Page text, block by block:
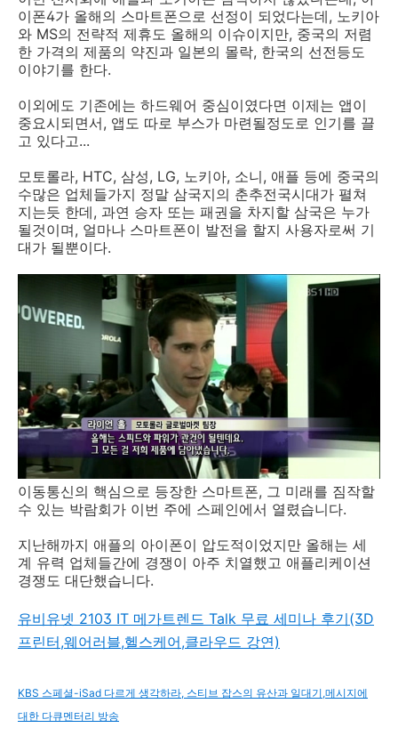
이폰4가 올해의 스마트폰으로 선정이 되었다는데, 노키아
와 MS의 전략적 제휴도 올해의 이슈이지만, 중국의 저렴
한 가격의 제품의 약진과 일본의 몰락, 한국의 선전등도
이야기를 한다.
이외에도 기존에는 하드웨어 중심이였다면 이제는 앱이
중요시되면서, 앱도 따로 부스가 마련될정도로 인기를 끌
고 있다고...
모토롤라, HTC, 삼성, LG, 노키아, 소니, 애플 등에 중국의
수많은 업체들가지 정말 삼국지의 춘추전국시대가 펼쳐
지는듯 한데, 과연 승자 또는 패권을 차지할 삼국은 누가
될것이며, 얼마나 스마트폰이 발전을 할지 사용자로써 기
대가 될뿐이다.
이동통신의 핵심으로 등장한 스마트폰, 그 미래를 짐작할
수 있는 박람회가 이번 주에 스페인에서 열렸습니다.
지난해까지 애플의 아이폰이 압도적이었지만 올해는 세
계 유력 업체들간에 경쟁이 아주 치열했고 애플리케이션
경쟁도 대단했습니다.
유비유넷 2103 IT 메가트렌드 Talk 무료 세미나 후기(3D
프린터,웨어러블,헬스케어,클라우드 강연)
KBS 스페셜-iSad 다르게 생각하라, 스티브 잡스의 유산과 일대기,메시지에
대한 다큐멘터리 방송